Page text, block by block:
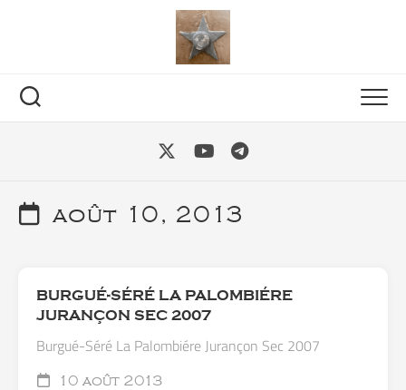
août 10, 2013
BURGUÉ-SÉRÉ LA PALOMBIÉRE
JURANÇON SEC 2007
Burgué-Séré La Palombiére Jurançon Sec 2007
10 août 2013